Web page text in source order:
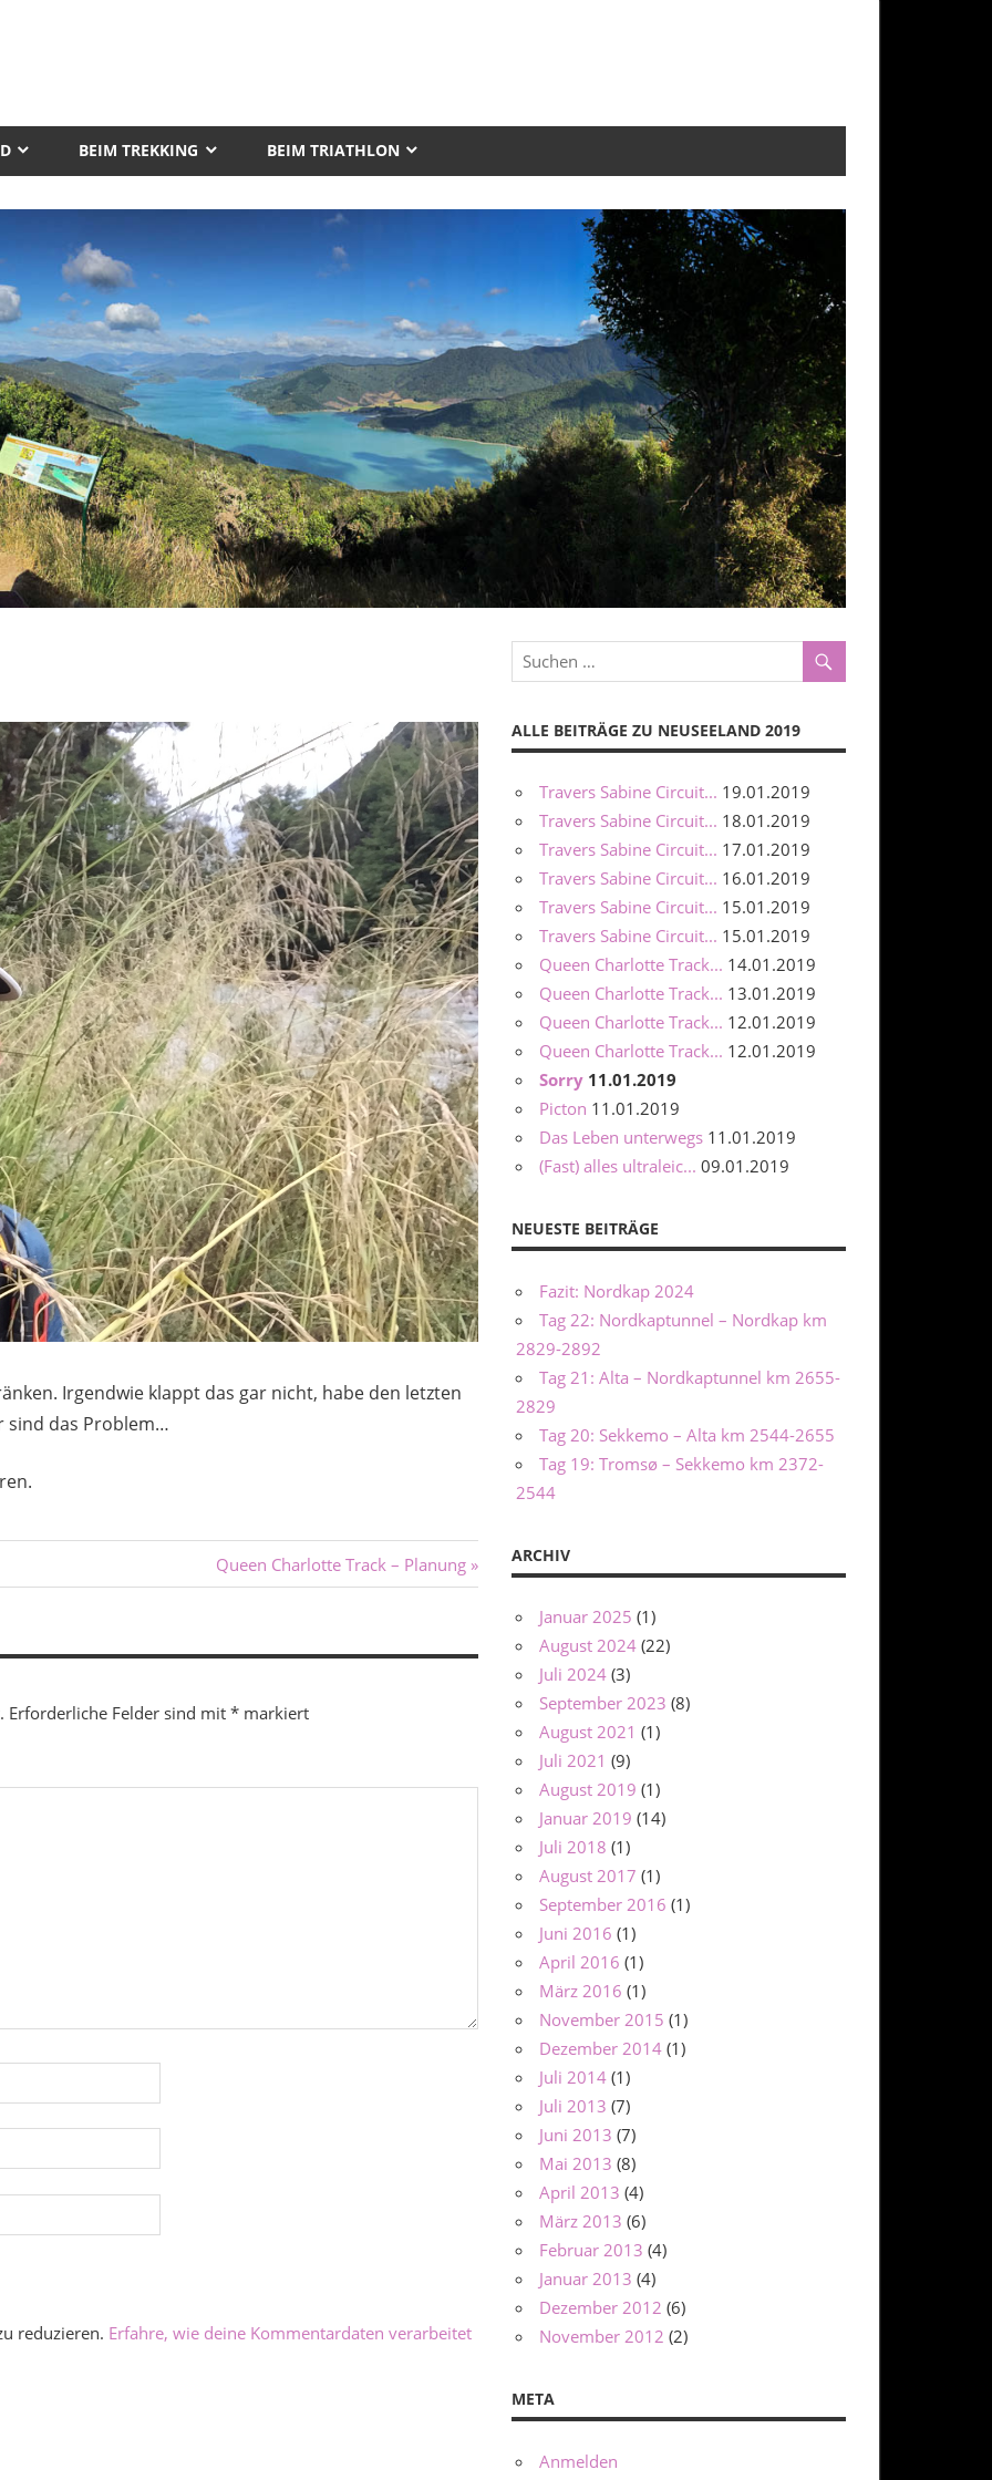
BEIM TREKKING BEIM TRIATHLON
Irgendwie klappt das gar nicht, habe den letzten
sind das Problem…
Nächster
Beitrag:
Queen Charlotte Track – Planung
Erforderliche Felder sind mit * markiert
reduzieren. Erfahre, wie deine Kommentardaten verarbeitet
ALLE BEITRÄGE ZU NEUSEELAND 2019
Travers Sabine Circuit... 19.01.2019
Travers Sabine Circuit... 18.01.2019
Travers Sabine Circuit... 17.01.2019
Travers Sabine Circuit... 16.01.2019
Travers Sabine Circuit... 15.01.2019
Travers Sabine Circuit... 15.01.2019
Queen Charlotte Track... 14.01.2019
Queen Charlotte Track... 13.01.2019
Queen Charlotte Track... 12.01.2019
Queen Charlotte Track... 12.01.2019
Sorry 11.01.2019
Picton 11.01.2019
Das Leben unterwegs 11.01.2019
(Fast) alles ultraleic... 09.01.2019
NEUESTE BEITRÄGE
Fazit: Nordkap 2024
Tag 22: Nordkaptunnel – Nordkap km
2829-2892
Tag 21: Alta – Nordkaptunnel km 2655-
2829
Tag 20: Sekkemo – Alta km 2544-2655
Tag 19: Tromsø – Sekkemo km 2372-
2544
ARCHIV
Januar 2025 (1)
August 2024 (22)
Juli 2024 (3)
September 2023 (8)
August 2021 (1)
Juli 2021 (9)
August 2019 (1)
Januar 2019 (14)
Juli 2018 (1)
August 2017 (1)
September 2016 (1)
Juni 2016 (1)
April 2016 (1)
März 2016 (1)
November 2015 (1)
Dezember 2014 (1)
Juli 2014 (1)
Juli 2013 (7)
Juni 2013 (7)
Mai 2013 (8)
April 2013 (4)
März 2013 (6)
Februar 2013 (4)
Januar 2013 (4)
Dezember 2012 (6)
November 2012 (2)
META
Anmelden